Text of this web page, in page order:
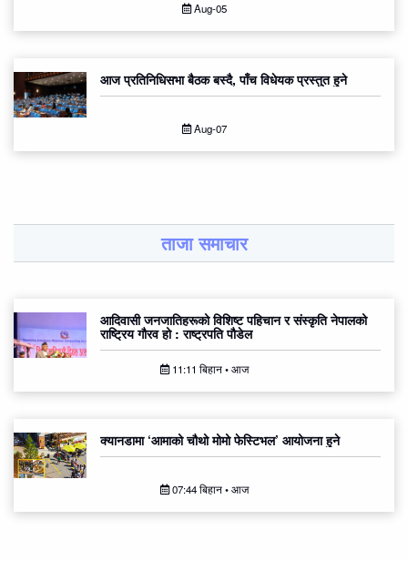
Aug-05
आज प्रतिनिधिसभा बैठक बस्दै, पाँच विधेयक प्रस्तुत हुने
Aug-07
ताजा समाचार
आदिवासी जनजातिहरूको विशिष्ट पहिचान र संस्कृति नेपालको
राष्ट्रिय गौरव हो : राष्ट्रपति पौडेल
11:11 बिहान • आज
क्यानडामा ‘आमाको चौथो मोमो फेस्टिभल’ आयोजना हुने
07:44 बिहान • आज